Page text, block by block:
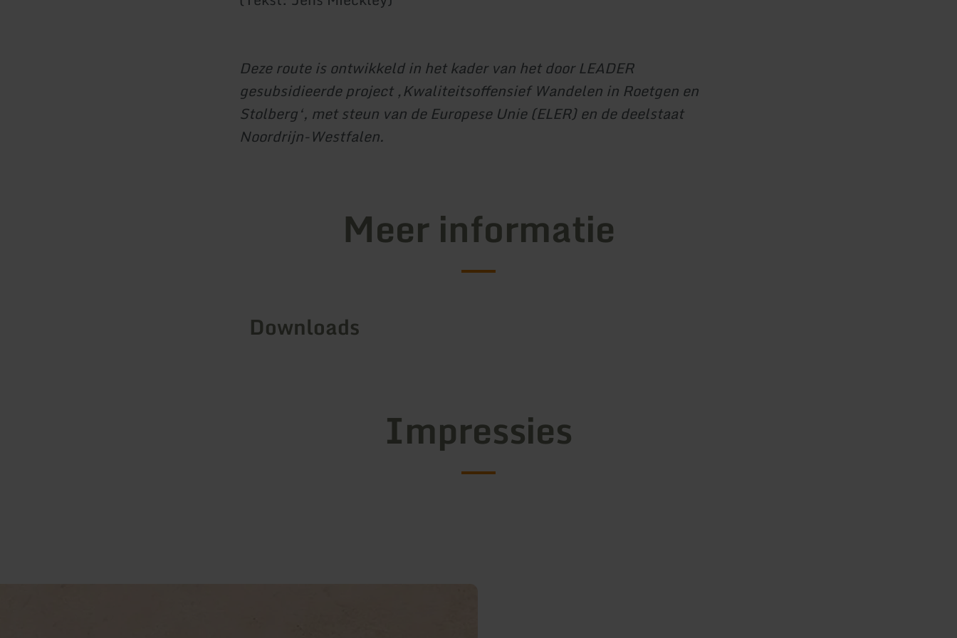
Deze route is ontwikkeld in het kader van het door LEADER
gesubsidieerde project ‚Kwaliteitsoffensief Wandelen in Roetgen en
Stolberg‘, met steun van de Europese Unie (ELER) en de deelstaat
Noordrijn-Westfalen.
Meer informatie
Downloads
Impressies